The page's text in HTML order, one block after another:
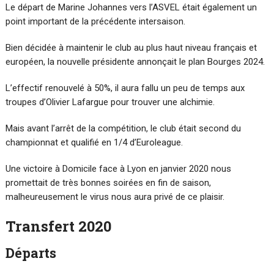
Le départ de Marine Johannes vers l’ASVEL était également un
point important de la précédente intersaison.
Bien décidée à maintenir le club au plus haut niveau français et
européen, la nouvelle présidente annonçait le plan Bourges 2024.
L’effectif renouvelé à 50%, il aura fallu un peu de temps aux
troupes d’Olivier Lafargue pour trouver une alchimie.
Mais avant l’arrêt de la compétition, le club était second du
championnat et qualifié en 1/4 d’Euroleague.
Une victoire à Domicile face à Lyon en janvier 2020 nous
promettait de très bonnes soirées en fin de saison,
malheureusement le virus nous aura privé de ce plaisir.
Transfert 2020
Départs